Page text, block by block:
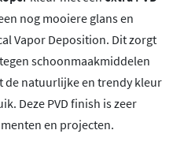
nog mooiere glans en
Vapor Deposition. Dit zorgt
schoonmaakmiddelen
de natuurlijke en trendy kleur
Deze PVD finish is zeer
en projecten.